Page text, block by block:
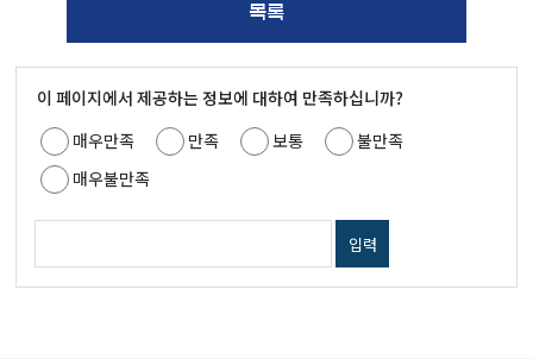
목록
이 페이지에서 제공하는 정보에 대하여 만족하십니까?
매우만족
만족 보통
불만족
매우불만족